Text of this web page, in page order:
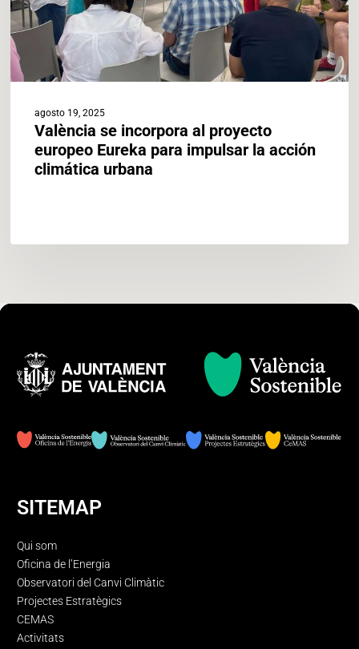
impulsar
la
acción
climática
urbana
agosto 19, 2025
València se incorpora al proyecto
europeo Eureka para impulsar la acción
climática urbana
SITEMAP
Qui som
Oficina de l’Energia
Observatori del Canvi Climàtic
Projectes Estratègics
CEMAS
Activitats